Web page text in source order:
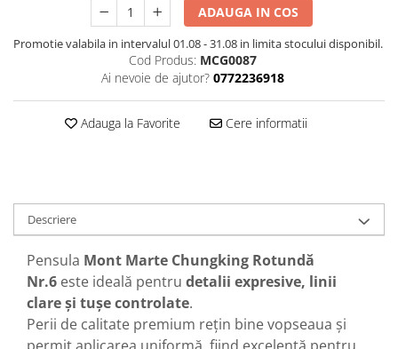
ADAUGA IN COS
Promotie valabila in intervalul 01.08 - 31.08 in limita stocului disponibil.
Cod Produs: MCG0087
Ai nevoie de ajutor? 0772236918
Adauga la Favorite Cere informatii
Descriere
Pensula Mont Marte Chungking Rotundă
Nr.6 este ideală pentru detalii expresive, linii
clare și tușe controlate.
Perii de calitate premium rețin bine vopseaua și